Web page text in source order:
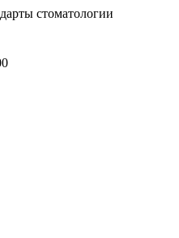
стоматологии